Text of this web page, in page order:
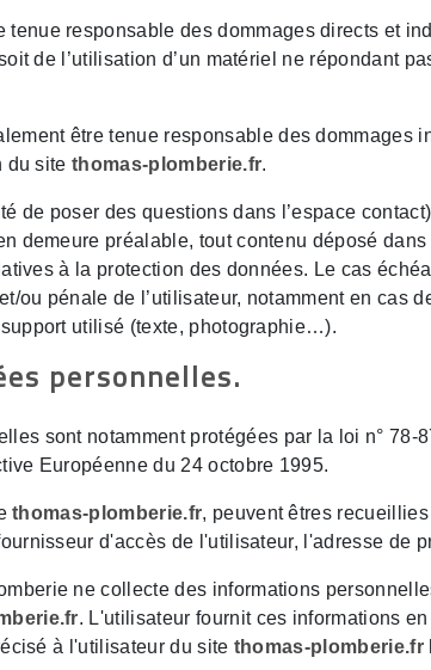
responsable des dommages directs et
de l’utilisation d’un matériel ne répondant
être tenue responsable des dommages
du sitethomas-plomberie.fr.
de poser des questions dans l’espace
demeure préalable, tout contenu déposé
à la protection des données. Le cas
ou pénale de l’utilisateur, notamment en cas
utilisé (texte, photographie…).
personnelles.
sont notamment protégées par la loi n°
Européenne du 24 octobre 1995.
thomas-plomberie.fr, peuvent êtres
d'accès de l'utilisateur, l'adresse de
ne collecte des informations
. L'utilisateur fournit ces informations
à l'utilisateur du site thomas-plomberie.fr